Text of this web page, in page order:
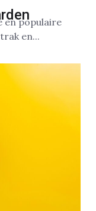
en populaire
en...